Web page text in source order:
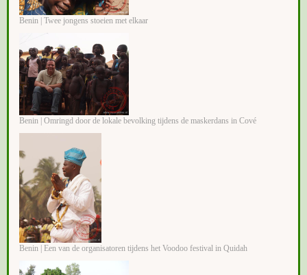
Benin | Twee jongens stoeien met elkaar
Benin | Omringd door de lokale bevolking tijdens de maskerdans in Cové
Benin | Een van de organisatoren tijdens het Voodoo festival in Quidah